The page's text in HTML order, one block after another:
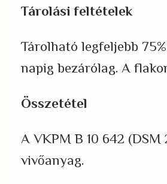
Tárolási feltételek
Tárolható legfeljebb
napig bezárólag. A
Összetétel
A VKPM B 10 642
vivőanyag.